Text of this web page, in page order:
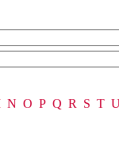
N O P Q R S T